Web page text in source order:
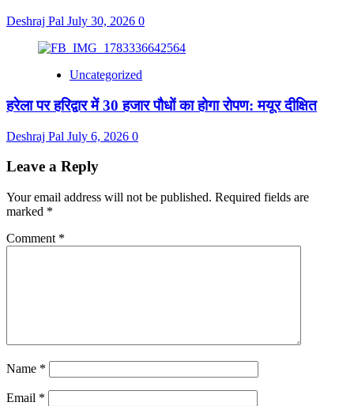
Deshraj Pal July 30, 2026 0
Uncategorized
हरेला पर हरिद्वार में 30 हजार पौधों का होगा रोपण: मयूर दीक्षित
Deshraj Pal July 6, 2026 0
Leave a Reply
Your email address will not be published. Required fields are
marked *
Comment *
Name *
Email *